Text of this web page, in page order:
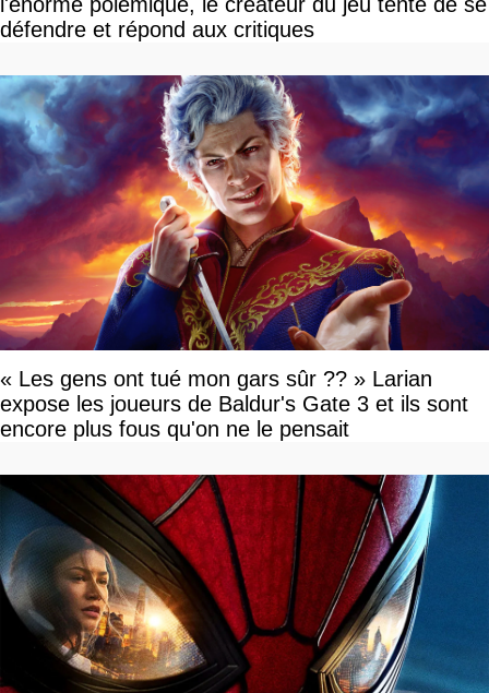
défendre et répond aux critiques
« Les gens ont tué mon gars sûr ?? » Larian
expose les joueurs de Baldur's Gate 3 et ils sont
encore plus fous qu'on ne le pensait